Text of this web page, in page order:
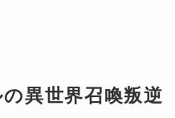
異世界召喚叛逆